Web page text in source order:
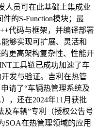
人员可在此基础上集成业
的S-Function模块；最
代码与框架，并编译部署
够实现可扩展、灵活和
更高架构复杂性、性能开
工具链已成功加速了车
发与验证。吉利在热管
请了“车辆热管理系统及
，还在2024年11月获批
及车辆”专利（授权公告号
SOA在热管理领域的应用